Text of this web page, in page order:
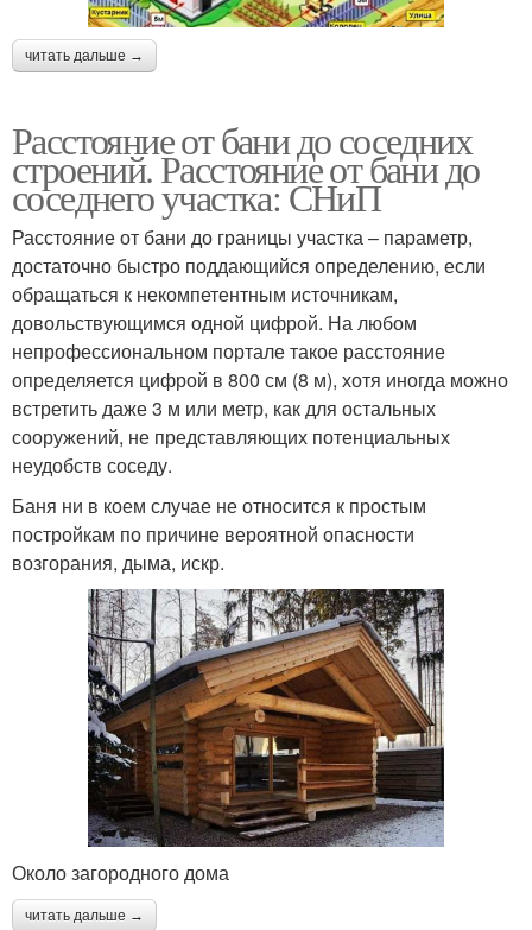
читать дальше →
Расстояние от бани до соседних
строений. Расстояние от бани до
соседнего участка: СНиП
Расстояние от бани до границы участка – параметр,
достаточно быстро поддающийся определению, если
обращаться к некомпетентным источникам,
довольствующимся одной цифрой. На любом
непрофессиональном портале такое расстояние
определяется цифрой в 800 см (8 м), хотя иногда можно
встретить даже 3 м или метр, как для остальных
сооружений, не представляющих потенциальных
неудобств соседу.
Баня ни в коем случае не относится к простым
постройкам по причине вероятной опасности
возгорания, дыма, искр.
Около загородного дома
читать дальше →